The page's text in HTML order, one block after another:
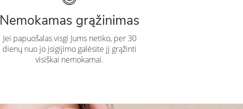
Nemokamas grąžinimas
Jei papuošalas visgi Jums netiko, per 30
dienų nuo jo įsigijimo galėsite jį grąžinti
visiškai nemokamai.